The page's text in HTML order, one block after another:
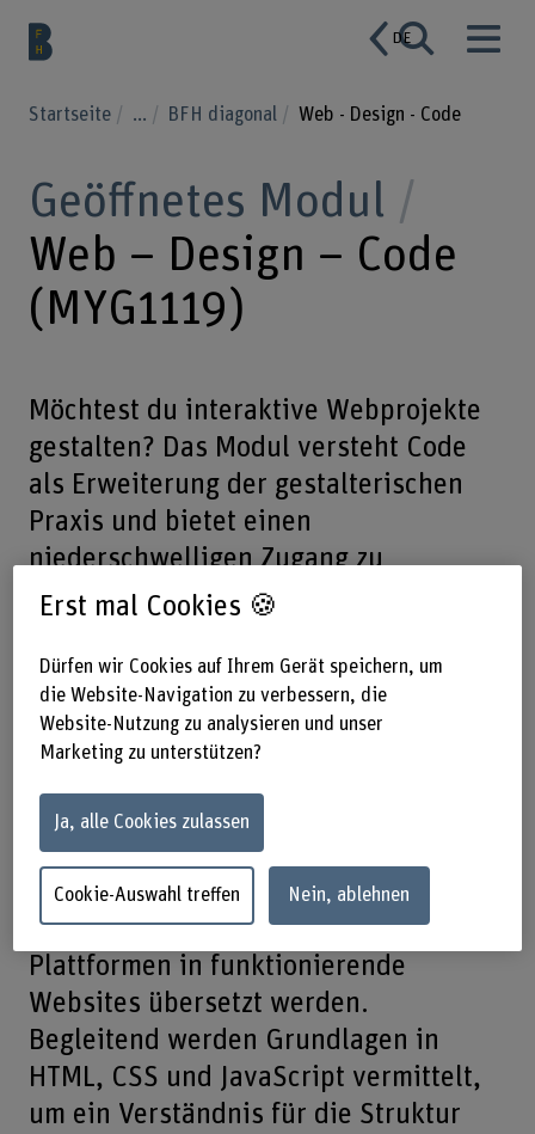
DE
Startseite ... BFH diagonal Web - Design - Code
Geöffnetes Modul
Web – Design – Code
(MYG1119)
Möchtest du interaktive Webprojekte
gestalten? Das Modul versteht Code
als Erweiterung der gestalterischen
Praxis und bietet einen
niederschwelligen Zugang zu
webbasierten Technologien. Es wird
Nutzung, Struktur, Navigation und
User-Freundlichkeit von Websiten
erarbeitet und aufbauend darauf
praktisch umgesetzt: Mit Figma
entstehen Prototypen für verschiedene
Endgeräte, die anschliessend mithilfe
von CMS und template basierten
Plattformen in funktionierende
Websites übersetzt werden.
Begleitend werden Grundlagen in
HTML, CSS und JavaScript vermittelt,
um ein Verständnis für die Struktur
Erst mal Cookies 🍪
Dürfen wir Cookies auf Ihrem Gerät speichern, um
die Website-Navigation zu verbessern, die
Website-Nutzung zu analysieren und unser
Marketing zu unterstützen?
Ja, alle Cookies zulassen
Cookie-Auswahl treffen Nein, ablehnen